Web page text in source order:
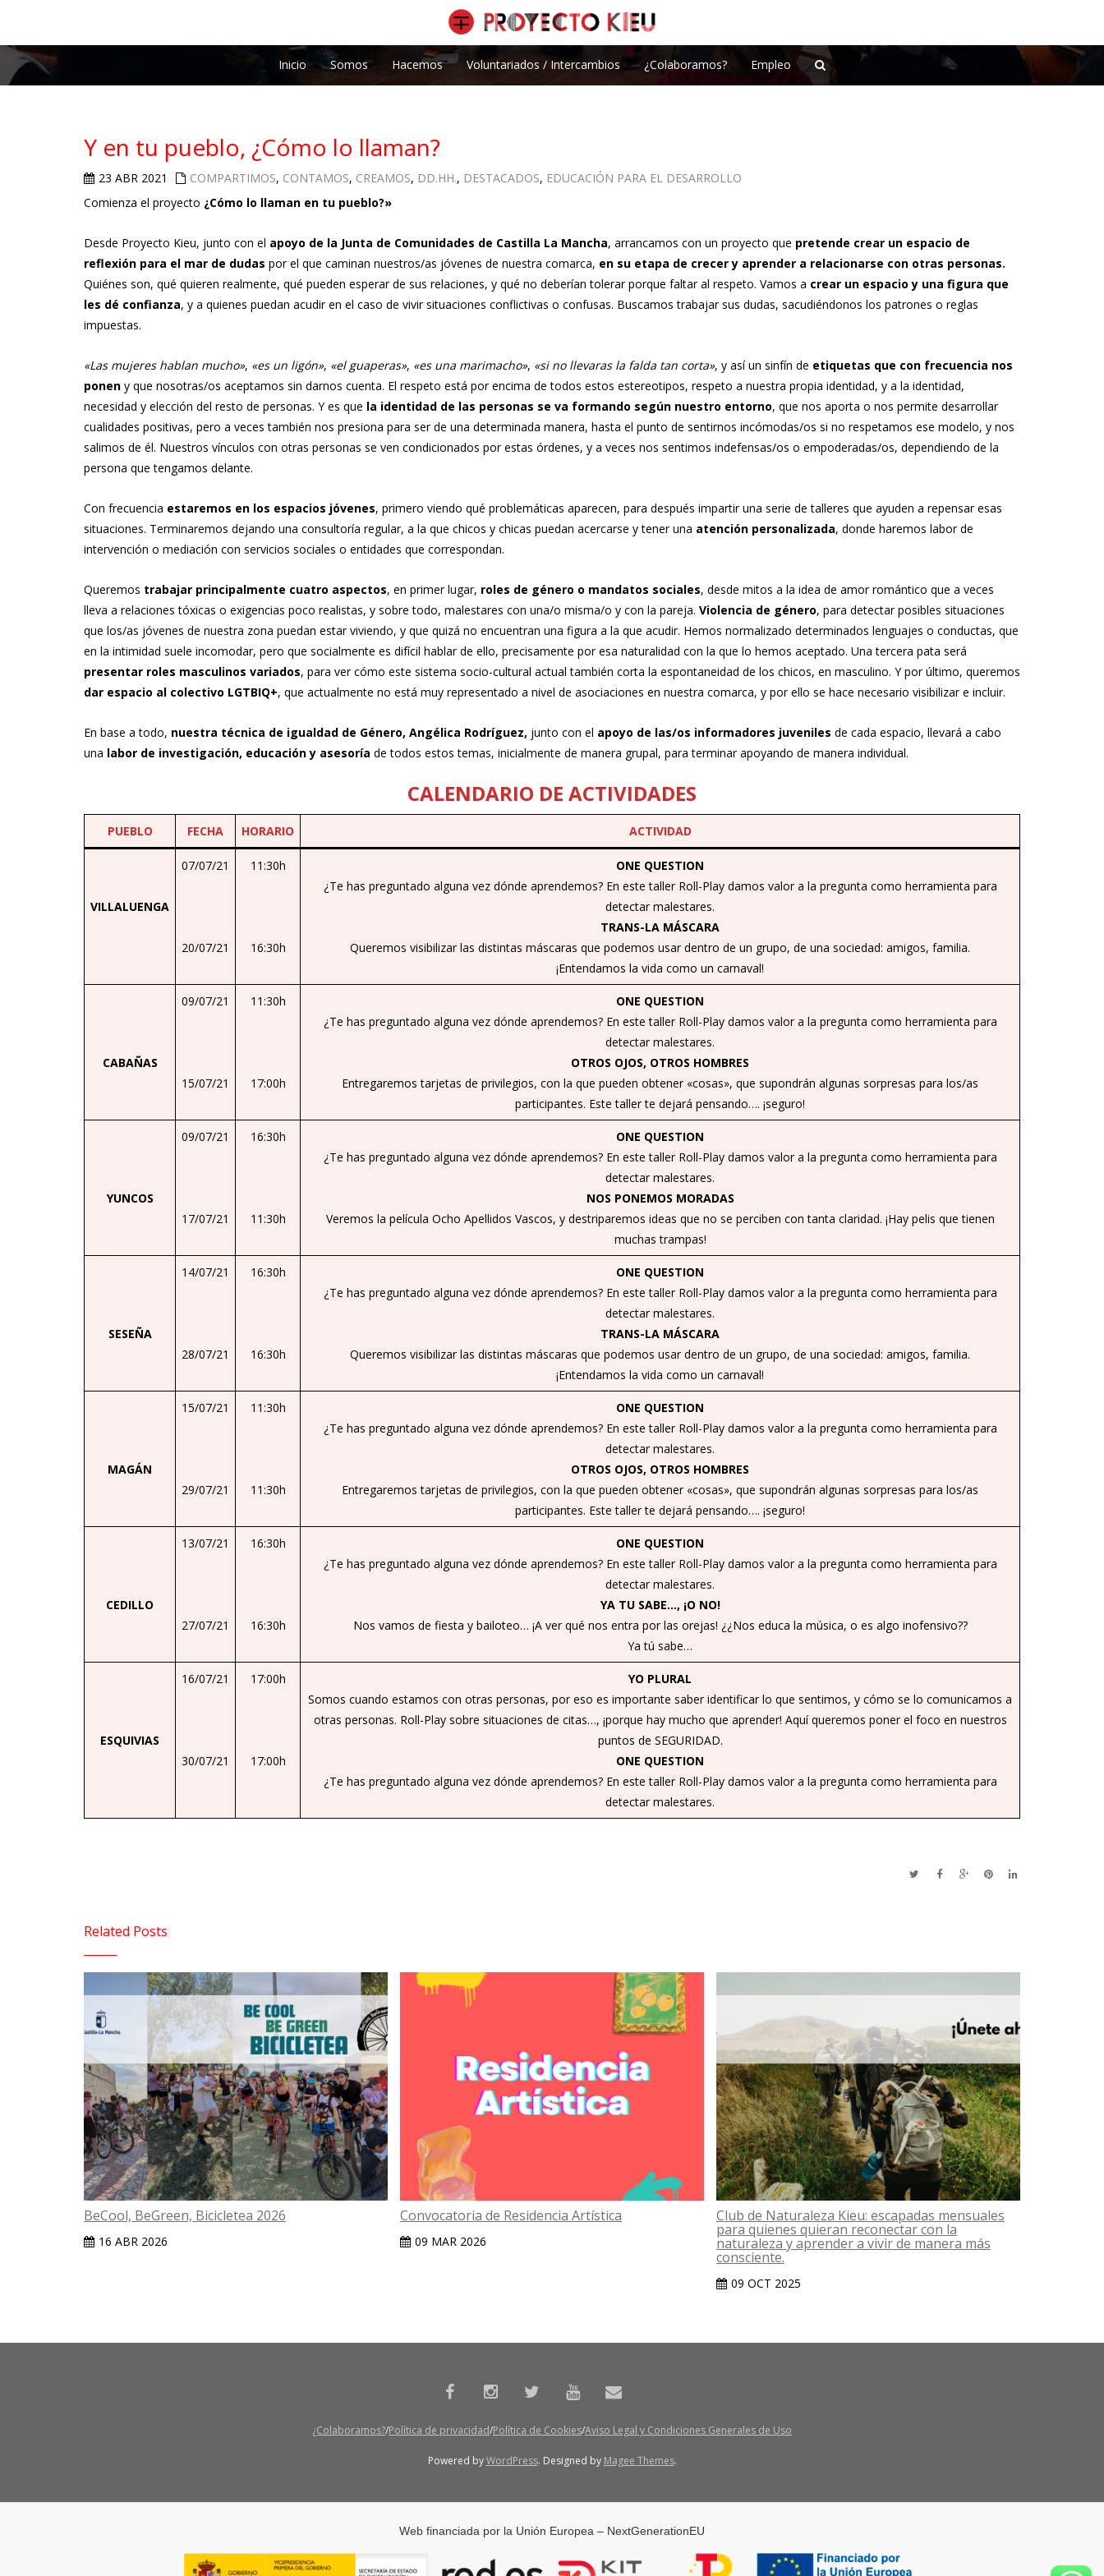
Inicio Somos Hacemos Voluntariados / Intercambios ¿Colaboramos? Empleo
Y en tu pueblo, ¿Cómo lo llaman?
23 ABR 2021 COMPARTIMOS, CONTAMOS, CREAMOS, DD.HH., DESTACADOS, EDUCACIÓN PARA EL DESARROLLO
Comienza el proyecto ¿Cómo lo llaman en tu pueblo?»
Desde Proyecto Kieu, junto con el apoyo de la Junta de Comunidades de Castilla La Mancha, arrancamos con un proyecto que pretende crear un espacio de
reflexión para el mar de dudas por el que caminan nuestros/as jóvenes de nuestra comarca, en su etapa de crecer y aprender a relacionarse con otras personas.
Quiénes son, qué quieren realmente, qué pueden esperar de sus relaciones, y qué no deberían tolerar porque faltar al respeto. Vamos a crear un espacio y una figura que
les dé confianza, y a quienes puedan acudir en el caso de vivir situaciones conflictivas o confusas. Buscamos trabajar sus dudas, sacudiéndonos los patrones o reglas
impuestas.
«Las mujeres hablan mucho», «es un ligón», «el guaperas», «es una marimacho», «si no llevaras la falda tan corta», y así un sinfín de etiquetas que con frecuencia nos
ponen y que nosotras/os aceptamos sin darnos cuenta. El respeto está por encima de todos estos estereotipos, respeto a nuestra propia identidad, y a la identidad,
necesidad y elección del resto de personas. Y es que la identidad de las personas se va formando según nuestro entorno, que nos aporta o nos permite desarrollar
cualidades positivas, pero a veces también nos presiona para ser de una determinada manera, hasta el punto de sentirnos incómodas/os si no respetamos ese modelo, y nos
salimos de él. Nuestros vínculos con otras personas se ven condicionados por estas órdenes, y a veces nos sentimos indefensas/os o empoderadas/os, dependiendo de la
persona que tengamos delante.
Con frecuencia estaremos en los espacios jóvenes, primero viendo qué problemáticas aparecen, para después impartir una serie de talleres que ayuden a repensar esas
situaciones. Terminaremos dejando una consultoría regular, a la que chicos y chicas puedan acercarse y tener una atención personalizada, donde haremos labor de
intervención o mediación con servicios sociales o entidades que correspondan.
Queremos trabajar principalmente cuatro aspectos, en primer lugar, roles de género o mandatos sociales, desde mitos a la idea de amor romántico que a veces
lleva a relaciones tóxicas o exigencias poco realistas, y sobre todo, malestares con una/o misma/o y con la pareja. Violencia de género, para detectar posibles situaciones
que los/as jóvenes de nuestra zona puedan estar viviendo, y que quizá no encuentran una figura a la que acudir. Hemos normalizado determinados lenguajes o conductas, que
en la intimidad suele incomodar, pero que socialmente es difícil hablar de ello, precisamente por esa naturalidad con la que lo hemos aceptado. Una tercera pata será
presentar roles masculinos variados, para ver cómo este sistema socio-cultural actual también corta la espontaneidad de los chicos, en masculino. Y por último, queremos
dar espacio al colectivo LGTBIQ+, que actualmente no está muy representado a nivel de asociaciones en nuestra comarca, y por ello se hace necesario visibilizar e incluir.
En base a todo, nuestra técnica de igualdad de Género, Angélica Rodríguez, junto con el apoyo de las/os informadores juveniles de cada espacio, llevará a cabo
una labor de investigación, educación y asesoría de todos estos temas, inicialmente de manera grupal, para terminar apoyando de manera individual.
CALENDARIO DE ACTIVIDADES
PUEBLO FECHA HORARIO ACTIVIDAD
VILLALUENGA
07/07/21
20/07/21
11:30h
16:30h
ONE QUESTION
¿Te has preguntado alguna vez dónde aprendemos? En este taller Roll-Play damos valor a la pregunta como herramienta para
detectar malestares.
TRANS-LA MÁSCARA
Queremos visibilizar las distintas máscaras que podemos usar dentro de un grupo, de una sociedad: amigos, familia.
¡Entendamos la vida como un carnaval!
CABAÑAS
09/07/21
15/07/21
11:30h
17:00h
ONE QUESTION
¿Te has preguntado alguna vez dónde aprendemos? En este taller Roll-Play damos valor a la pregunta como herramienta para
detectar malestares.
OTROS OJOS, OTROS HOMBRES
Entregaremos tarjetas de privilegios, con la que pueden obtener «cosas», que supondrán algunas sorpresas para los/as
participantes. Este taller te dejará pensando…. ¡seguro!
YUNCOS
09/07/21
17/07/21
16:30h
11:30h
ONE QUESTION
¿Te has preguntado alguna vez dónde aprendemos? En este taller Roll-Play damos valor a la pregunta como herramienta para
detectar malestares.
NOS PONEMOS MORADAS
Veremos la película Ocho Apellidos Vascos, y destriparemos ideas que no se perciben con tanta claridad. ¡Hay pelis que tienen
muchas trampas!
SESEÑA
14/07/21
28/07/21
16:30h
16:30h
ONE QUESTION
¿Te has preguntado alguna vez dónde aprendemos? En este taller Roll-Play damos valor a la pregunta como herramienta para
detectar malestares.
TRANS-LA MÁSCARA
Queremos visibilizar las distintas máscaras que podemos usar dentro de un grupo, de una sociedad: amigos, familia.
¡Entendamos la vida como un carnaval!
MAGÁN
15/07/21
29/07/21
11:30h
11:30h
ONE QUESTION
¿Te has preguntado alguna vez dónde aprendemos? En este taller Roll-Play damos valor a la pregunta como herramienta para
detectar malestares.
OTROS OJOS, OTROS HOMBRES
Entregaremos tarjetas de privilegios, con la que pueden obtener «cosas», que supondrán algunas sorpresas para los/as
participantes. Este taller te dejará pensando…. ¡seguro!
CEDILLO
13/07/21
27/07/21
16:30h
16:30h
ONE QUESTION
¿Te has preguntado alguna vez dónde aprendemos? En este taller Roll-Play damos valor a la pregunta como herramienta para
detectar malestares.
YA TU SABE…, ¡O NO!
Nos vamos de fiesta y bailoteo… ¡A ver qué nos entra por las orejas! ¿¿Nos educa la música, o es algo inofensivo??
Ya tú sabe…
ESQUIVIAS
16/07/21
30/07/21
17:00h
17:00h
YO PLURAL
Somos cuando estamos con otras personas, por eso es importante saber identificar lo que sentimos, y cómo se lo comunicamos a
otras personas. Roll-Play sobre situaciones de citas…, ¡porque hay mucho que aprender! Aquí queremos poner el foco en nuestros
puntos de SEGURIDAD.
ONE QUESTION
¿Te has preguntado alguna vez dónde aprendemos? En este taller Roll-Play damos valor a la pregunta como herramienta para
detectar malestares.
Related Posts
BeCool, BeGreen, Bicicletea 2026
16 ABR 2026
Convocatoria de Residencia Artística
09 MAR 2026
Club de Naturaleza Kieu: escapadas mensuales
para quienes quieran reconectar con la
naturaleza y aprender a vivir de manera más
consciente.
09 OCT 2025
¿Colaboramos? Política de privacidad Política de Cookies Aviso Legal y Condiciones Generales de Uso
Powered byWordPress. Designed by Magee Themes.
Web financiada por la Unión Europea – NextGenerationEU